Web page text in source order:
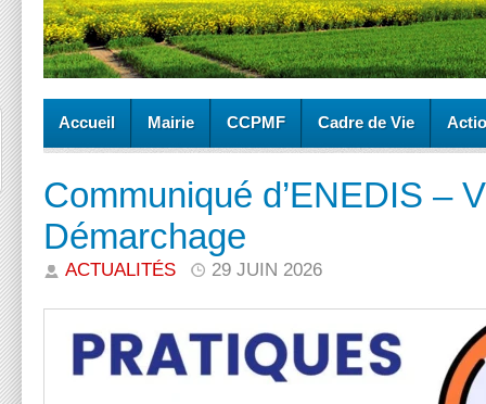
Accueil Mairie CCPMF Cadre de Vie
Communiqué d’ENEDIS –
Démarchage
ACTUALITÉS 29 JUIN 2026